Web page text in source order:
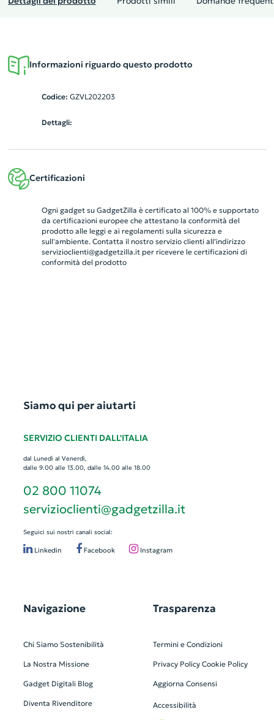
Informazioni riguardo questo prodotto
Codice: GZVL202203
Dettagli:
Certificazioni
Ogni gadget su GadgetZilla è certificato al 100% e supportato
da certificazioni europee che attestano la conformità del
prodotto alle leggi e ai regolamenti sulla sicurezza e
sull'ambiente. Contatta il nostro servizio clienti all’indirizzo
servizioclienti@gadgetzilla.itper ricevere le certificazioni di
conformità del prodotto
Siamo qui per aiutarti
SERVIZIO CLIENTI DALL'ITALIA
dal Lunedì al Venerdì,
dalle 9.00 alle 13.00, dalle 14.00 alle 18.00
02 800 11074
servizioclienti@gadgetzilla.it
Seguici sui nostri canali social:
Linkedin Facebook Instagram
Navigazione
Chi Siamo Sostenibilità
La Nostra Missione
Gadget Digitali Blog
Diventa Rivenditore
Trasparenza
Termini e Condizioni
Privacy Policy Cookie Policy
Aggiorna Consensi
Accessibilità